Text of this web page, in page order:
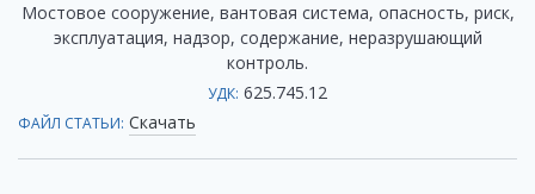
Мостовое сооружение, вантовая система, опасность, риск,
эксплуатация, надзор, содержание, неразрушающий
контроль.
УДК: 625.745.12
ФАЙЛ СТАТЬИ: Скачать